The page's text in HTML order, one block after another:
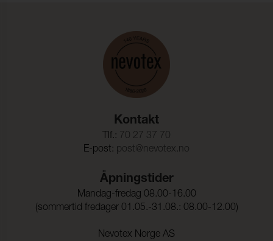
Kontakt
Tlf.: 70 27 37 70
E-post: post@nevotex.no
Åpningstider
Mandag-fredag 08.00-16.00
(sommertid fredager 01.05.-31.08.: 08.00-12.00)
Nevotex Norge AS